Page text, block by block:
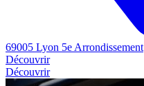
69005 Lyon 5e Arrondissement
Découvrir
Découvrir